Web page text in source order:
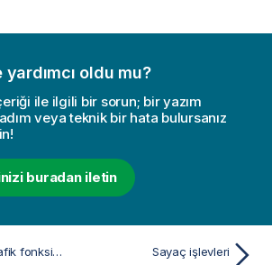
oldu mu?
ile ilgili bir sorun; bir yazım
veya teknik bir hata bulursanız
buradan iletin
pick - kod ve grafik fonksiyonu Sayaç işlevleri